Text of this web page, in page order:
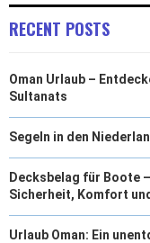
)
RECENT POSTS
Oman Urlaub –
Sultanats
Segeln in den
Decksbelag für Boote
Sicherheit, Komfort
Urlaub Oman: Ein